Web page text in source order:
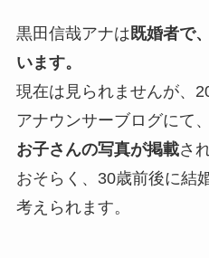
黒田信哉アナは 既婚者で
います。
現在は見られませんが、
アナウンサーブログにて、
お子さんの写真が掲載さ
おそらく、30歳前後に結
考えられます。